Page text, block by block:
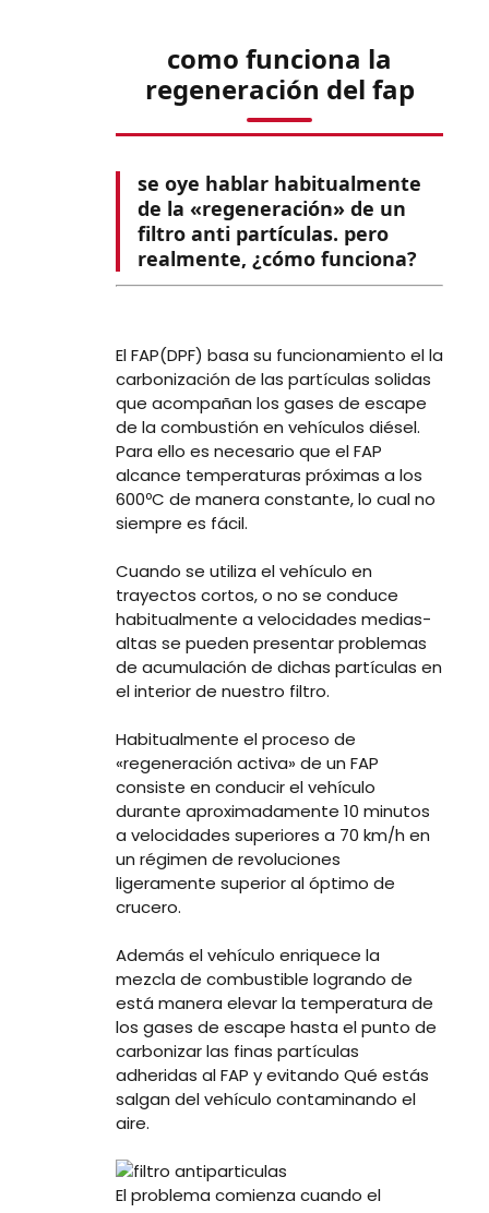
como funciona la
regeneración del fap
se oye hablar habitualmente
de la «regeneración» de un
filtro anti partículas. pero
realmente, ¿cómo funciona?
El FAP(DPF) basa su funcionamiento el la
carbonización de las partículas solidas
que acompañan los gases de escape
de la combustión en vehículos diésel.
Para ello es necesario que el FAP
alcance temperaturas próximas a los
600ºC de manera constante, lo cual no
siempre es fácil.
Cuando se utiliza el vehículo en
trayectos cortos, o no se conduce
habitualmente a velocidades medias-
altas se pueden presentar problemas
de acumulación de dichas partículas en
el interior de nuestro filtro.
Habitualmente el proceso de
«regeneración activa» de un FAP
consiste en conducir el vehículo
durante aproximadamente 10 minutos
a velocidades superiores a 70 km/h en
un régimen de revoluciones
ligeramente superior al óptimo de
crucero.
Además el vehículo enriquece la
mezcla de combustible logrando de
está manera elevar la temperatura de
los gases de escape hasta el punto de
carbonizar las finas partículas
adheridas al FAP y evitando Qué estás
salgan del vehículo contaminando el
aire.
El problema comienza cuando el